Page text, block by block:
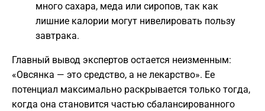
много сахара, меда или сиропов, так как
лишние калории могут нивелировать пользу
завтрака.
​Главный вывод экспертов остается неизменным:
«Овсянка — это средство, а не лекарство». Ее
потенциал максимально раскрывается только тогда,
когда она становится частью сбалансированного